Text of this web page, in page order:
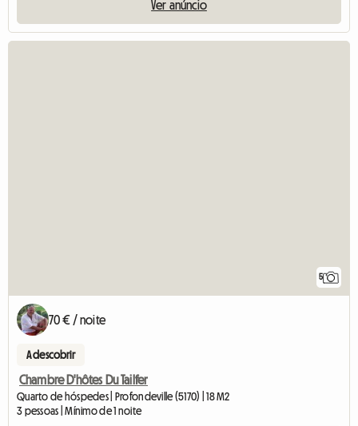
Ver anúncio
5
70 € / noite
A descobrir
Chambre D'hôtes Du Tailfer
Quarto de hóspedes | Profondeville (5170) | 18 M2
3 pessoas | Mínimo de 1 noite